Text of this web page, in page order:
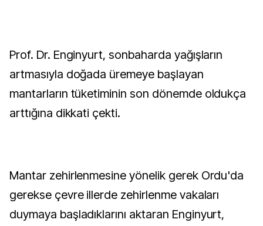
Prof. Dr. Enginyurt, sonbaharda yağışların
artmasıyla doğada üremeye başlayan
mantarların tüketiminin son dönemde oldukça
arttığına dikkati çekti.
Mantar zehirlenmesine yönelik gerek Ordu'da
gerekse çevre illerde zehirlenme vakaları
duymaya başladıklarını aktaran Enginyurt,